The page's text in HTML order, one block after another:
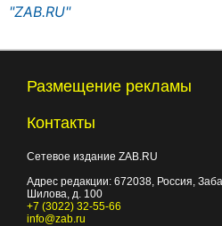
"ZAB.RU"
Размещение рекламы
Контакты
Сетевое издание ZAB.RU
Адрес редакции: 672038, Россия,
Шилова, д. 100
+7 (3022) 32-55-66
info@zab.ru